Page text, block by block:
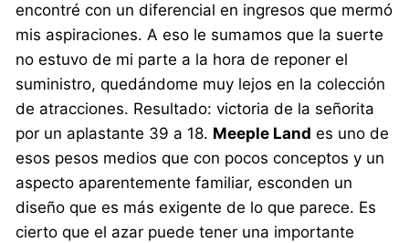
encontré con un diferencial en ingresos que mermó
mis aspiraciones. A eso le sumamos que la suerte
no estuvo de mi parte a la hora de reponer el
suministro, quedándome muy lejos en la colección
de atracciones. Resultado: victoria de la señorita
por un aplastante 39 a 18. Meeple Land es uno de
esos pesos medios que con pocos conceptos y un
aspecto aparentemente familiar, esconden un
diseño que es más exigente de lo que parece. Es
cierto que el azar puede tener una importante